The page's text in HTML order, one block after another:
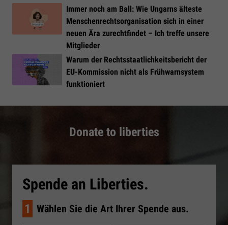
Immer noch am Ball: Wie Ungarns älteste
Menschenrechtsorganisation sich in einer
neuen Ära zurechtfindet – Ich treffe unsere
Mitglieder
Warum der Rechtsstaatlichkeitsbericht der
EU-Kommission nicht als Frühwarnsystem
funktioniert
Donate to liberties
Spende an Liberties.
1 Wählen Sie die Art Ihrer Spende aus.